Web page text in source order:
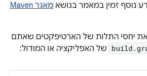
מאגר Maven
יחסי התלות של הארטיפקטים שאתם
של האפליקציה או המודול: